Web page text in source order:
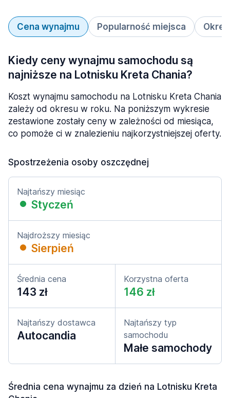
Cena wynajmu Popularność miejsca
Kiedy ceny wynajmu samochodu są
najniższe na Lotnisku Kreta Chania?
Koszt wynajmu samochodu na Lotnisku Kreta Chania
zależy od okresu w roku. Na poniższym wykresie
zestawione zostały ceny w zależności od miesiąca,
co pomoże ci w znalezieniu najkorzystniejszej oferty.
Spostrzeżenia osoby oszczędnej
Najtańszy miesiąc
Styczeń
Najdroższy miesiąc
Sierpień
Średnia cena
143 zł
Korzystna oferta
146 zł
Najtańszy dostawca
Autocandia
Najtańszy typ
samochodu
Małe samochody
Średnia cena wynajmu za dzień na Lotnisku Kreta